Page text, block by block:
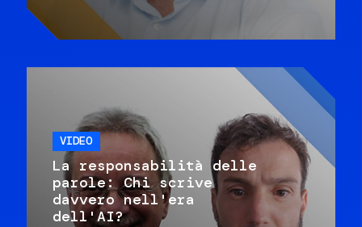
VIDEO
La responsabilità delle
parole: Chi scrive
davvero nell'era
dell'AI?